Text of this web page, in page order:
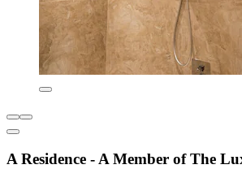
A Residence - A Member of The